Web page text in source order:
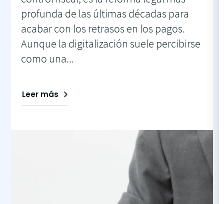
profunda de las últimas décadas para
acabar con los retrasos en los pagos.
Aunque la digitalización suele percibirse
como una...
Leer más